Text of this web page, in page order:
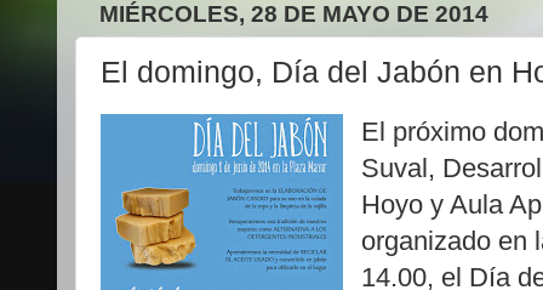
MIÉRCOLES, 28 DE MAYO DE 2014
El domingo, Día del Jabón en
El próximo
Suval,
Hoyo y Aula
organizado en
14.00, el Día